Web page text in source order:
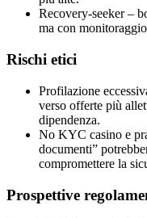
Recovery‑seeker –
ma con
Rischi etici
Profilazione
verso offerte più
dipendenza.
No KYC casino e
documenti”
compromettere la
Prospettive